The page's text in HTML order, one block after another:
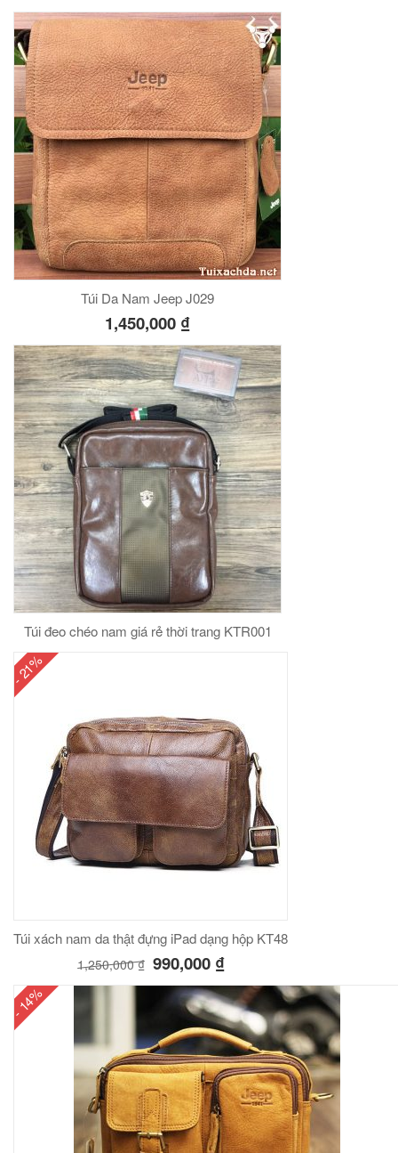
Túi Da Nam Jeep J029
1,450,000 ₫
Túi đeo chéo nam giá rẻ thời trang KTR001
- 21%
Túi xách nam da thật đựng iPad dạng hộp KT48
1,250,000₫ 990,000 ₫
- 14%